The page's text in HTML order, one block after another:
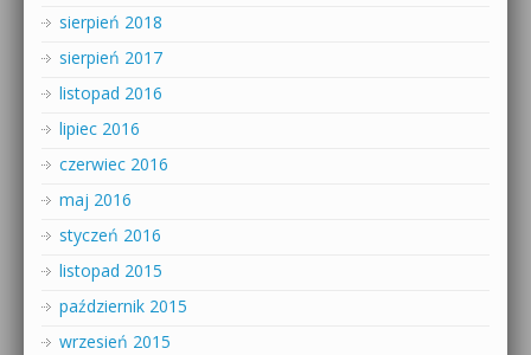
sierpień 2018
sierpień 2017
listopad 2016
lipiec 2016
czerwiec 2016
maj 2016
styczeń 2016
listopad 2015
październik 2015
wrzesień 2015